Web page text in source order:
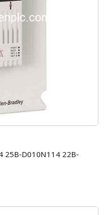
25B-D010N114 22B-